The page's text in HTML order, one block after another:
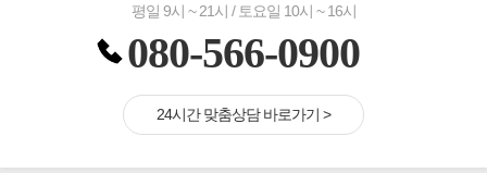
평일 9시 ~ 21시 / 토요일 10시 ~ 16시
080-566-0900
24시간 맞춤상담 바로가기 >